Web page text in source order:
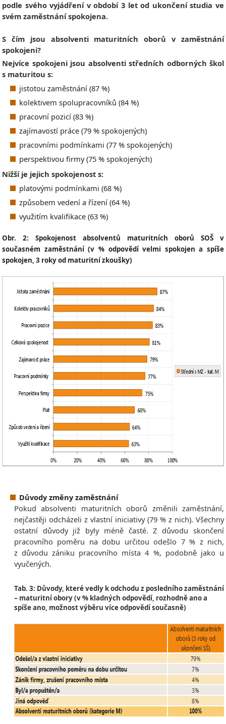
podle svého vyjádření v období 3 let od ukončení studia ve
svém zaměstnání spokojena.
S čím jsou absolventi maturitních oborů v zaměstnání
spokojeni?
Nejvíce spokojeni jsou absolventi středních odborných škol
s maturitou s:
jistotou zaměstnání (87 %)
kolektivem spolupracovníků (84 %)
pracovní pozicí (83 %)
zajímavostí práce (79 % spokojených)
pracovními podmínkami (77 % spokojených)
perspektivou firmy (75 % spokojených)
Nižší je jejich spokojenost s:
platovými podmínkami (68 %)
způsobem vedení a řízení (64 %)
využitím kvalifikace (63 %)
Obr. 2: Spokojenost absolventů maturitních oborů SOŠ v
současném zaměstnání (v % odpovědí velmi spokojen a spíše
spokojen, 3 roky od maturitní zkoušky)
Důvody změny zaměstnání
Pokud absolventi maturitních oborů změnili zaměstnání,
nejčastěji odcházeli z vlastní iniciativy (79 % z nich). Všechny
ostatní důvody již byly méně časté. Z důvodu skončení
pracovního poměru na dobu určitou odešlo 7 % z nich,
z důvodu zániku pracovního místa 4 %, podobně jako u
vyučených.
Tab. 3: Důvody, které vedly k odchodu z posledního zaměstnání
– maturitní obory (v % kladných odpovědí, rozhodně ano a
spíše ano, možnost výběru více odpovědí současně)